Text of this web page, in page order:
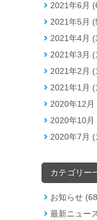
2021年6月
2021年5月
2021年4月
2021年3月
2021年2月
2021年1月
2020年12月
2020年10月
2020年7月
カテゴリー
お知らせ
最新ニュー